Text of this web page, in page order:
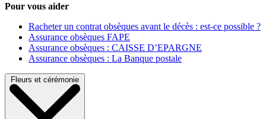
Pour vous aider
Racheter un contrat obsèques avant le décès : est-ce possible ?
Assurance obsèques FAPE
Assurance obsèques : CAISSE D’EPARGNE
Assurance obsèques : La Banque postale
Fleurs et cérémonie